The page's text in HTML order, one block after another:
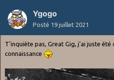
Ygogo
Posté 19 juillet 2021
T'inquiète pas, Great Gig, j'ai juste été
connaissance